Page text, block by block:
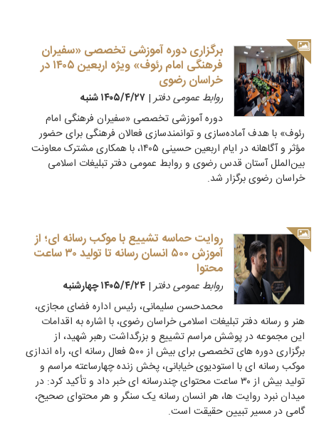
برگزاری دوره آموزشی تخصصی «سفیران
فرهنگی امام رئوف» ویژه اربعین ۱۴۰۵ در
خراسان رضوی
روابط عمومی دفتر| ۱۴۰۵/۴/۲۷ شنبه
دوره آموزشی تخصصی «سفیران فرهنگی امام
رئوف» با هدف آماده‌سازی و توانمندسازی فعالان فرهنگی برای حضور
مؤثر و آگاهانه در ایام اربعین حسینی ۱۴۰۵، با همکاری مشترک معاونت
بین‌الملل آستان قدس رضوی و روابط عمومی دفتر تبلیغات اسلامی
خراسان رضوی برگزار شد.
روایت حماسه تشییع با موکب رسانه ای؛ از
آموزش ۵۰۰ انسان رسانه تا تولید ۳۰ ساعت
محتوا
روابط عمومی دفتر| ۱۴۰۵/۴/۲۴ چهارشنبه
محمدحسن سلیمانی، رئیس اداره فضای مجازی،
هنر و رسانه دفتر تبلیغات اسلامی خراسان رضوی، با اشاره به اقدامات
این مجموعه در پوشش مراسم تشییع و بزرگداشت رهبر شهید، از
برگزاری دوره های تخصصی برای بیش از ۵۰۰ فعال رسانه ای، راه اندازی
موکب رسانه ای با استودیوی خیابانی، پخش زنده چهارساعته مراسم و
تولید بیش از ۳۰ ساعت محتوای چندرسانه ای خبر داد و تأکید کرد: در
میدان نبرد روایت ها، هر انسان رسانه یک سنگر و هر محتوای صحیح،
گامی در مسیر تبیین حقیقت است.